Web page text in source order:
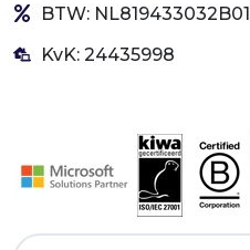
BTW: NL819433032B01
KvK: 24435998